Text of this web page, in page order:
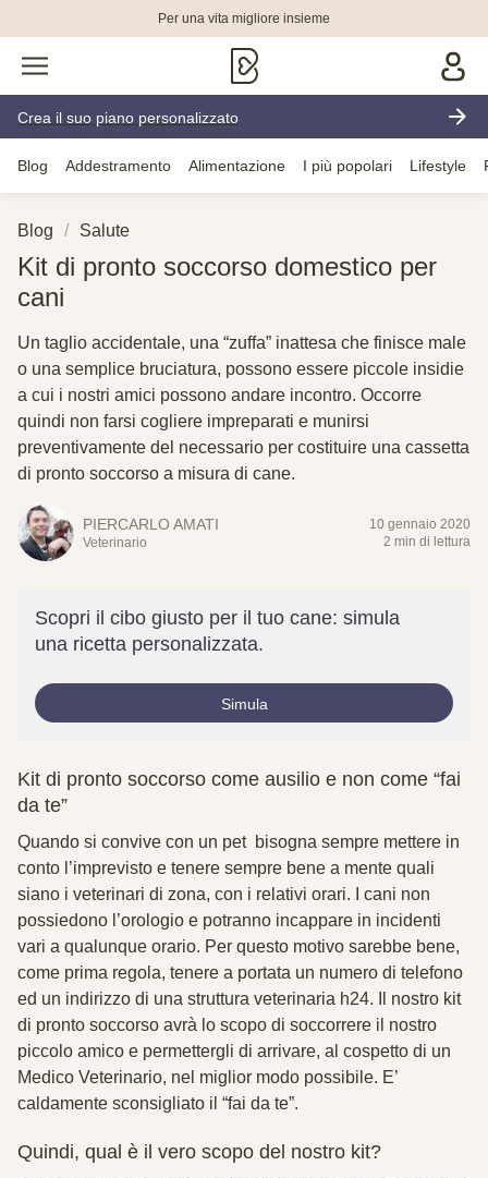
Per una vita migliore insieme
Crea il suo piano personalizzato
Blog Addestramento Alimentazione I più popolari Lifestyle
Blog Salute
Kit di pronto soccorso domestico per
cani
Un taglio accidentale, una “zuffa” inattesa che finisce male
o una semplice bruciatura, possono essere piccole insidie
a cui i nostri amici possono andare incontro. Occorre
quindi non farsi cogliere impreparati e munirsi
preventivamente del necessario per costituire una cassetta
di pronto soccorso a misura di cane.
PIERCARLO AMATI
Veterinario
10 gennaio 2020
2 min di lettura
Scopri il cibo giusto per il tuo cane: simula
una ricetta personalizzata.
Simula
Kit di pronto soccorso come ausilio e non come “fai
da te”
Quando si convive con un pet bisogna sempre mettere in
conto l’imprevisto e tenere sempre bene a mente quali
siano i veterinari di zona, con i relativi orari. I cani non
possiedono l’orologio e potranno incappare in incidenti
vari a qualunque orario. Per questo motivo sarebbe bene,
come prima regola, tenere a portata un numero di telefono
ed un indirizzo di una struttura veterinaria h24. Il nostro kit
di pronto soccorso avrà lo scopo di soccorrere il nostro
piccolo amico e permettergli di arrivare, al cospetto di un
Medico Veterinario, nel miglior modo possibile. E’
caldamente sconsigliato il “fai da te”.
Quindi, qual è il vero scopo del nostro kit?